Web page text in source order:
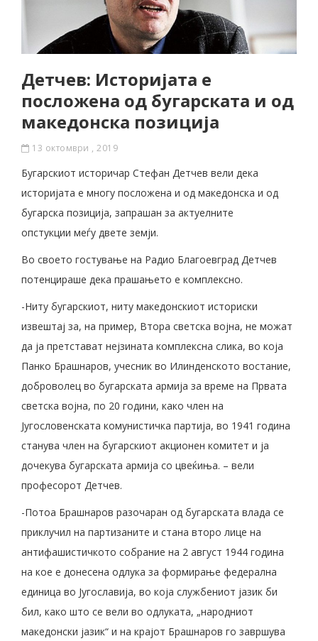
Детчев: Историјата е
посложена од бугарската и од
македонска позиција
13 октомври , 2019
Бугарскиот историчар Стефан Детчев вели дека
историјата е многу посложена и од македонска и од
бугарска позиција, запрашан за актуелните
опстукции меѓу двете земји.
Во своето гостување на Радио Благоевград Детчев
потенцираше дека прашањето е комплексно.
-Ниту бугарскиот, ниту македонскиот историски
извештај за, на пример, Втора светска војна, не можат
да ја претстават нејзината комплексна слика, во која
Панко Брашнаров, учесник во Илинденското востание,
доброволец во бугарската армија за време на Првата
светска војна, по 20 години, како член на
Југословенската комунистичка партија, во 1941 година
станува член на бугарскиот акционен комитет и ја
дочекува бугарската армија со цвеќиња. – вели
професорот Детчев.
-Потоа Брашнаров разочаран од бугарската влада се
приклучил на партизаните и стана второ лице на
антифашистичкото собрание на 2 август 1944 година
на кое е донесена одлука за формирање федерална
единица во Југославија, во која службениот јазик би
бил, како што се вели во одлуката, „народниот
македонски јазик“ и на крајот Брашнаров го завршува